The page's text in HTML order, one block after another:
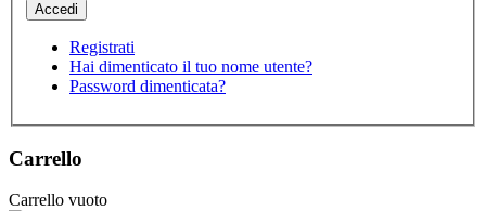
Registrati
Hai dimenticato il tuo nome utente?
Password dimenticata?
Carrello
Carrello vuoto